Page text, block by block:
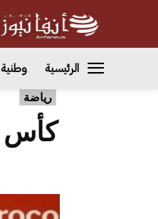
الرئيسية وطنية
رياضة